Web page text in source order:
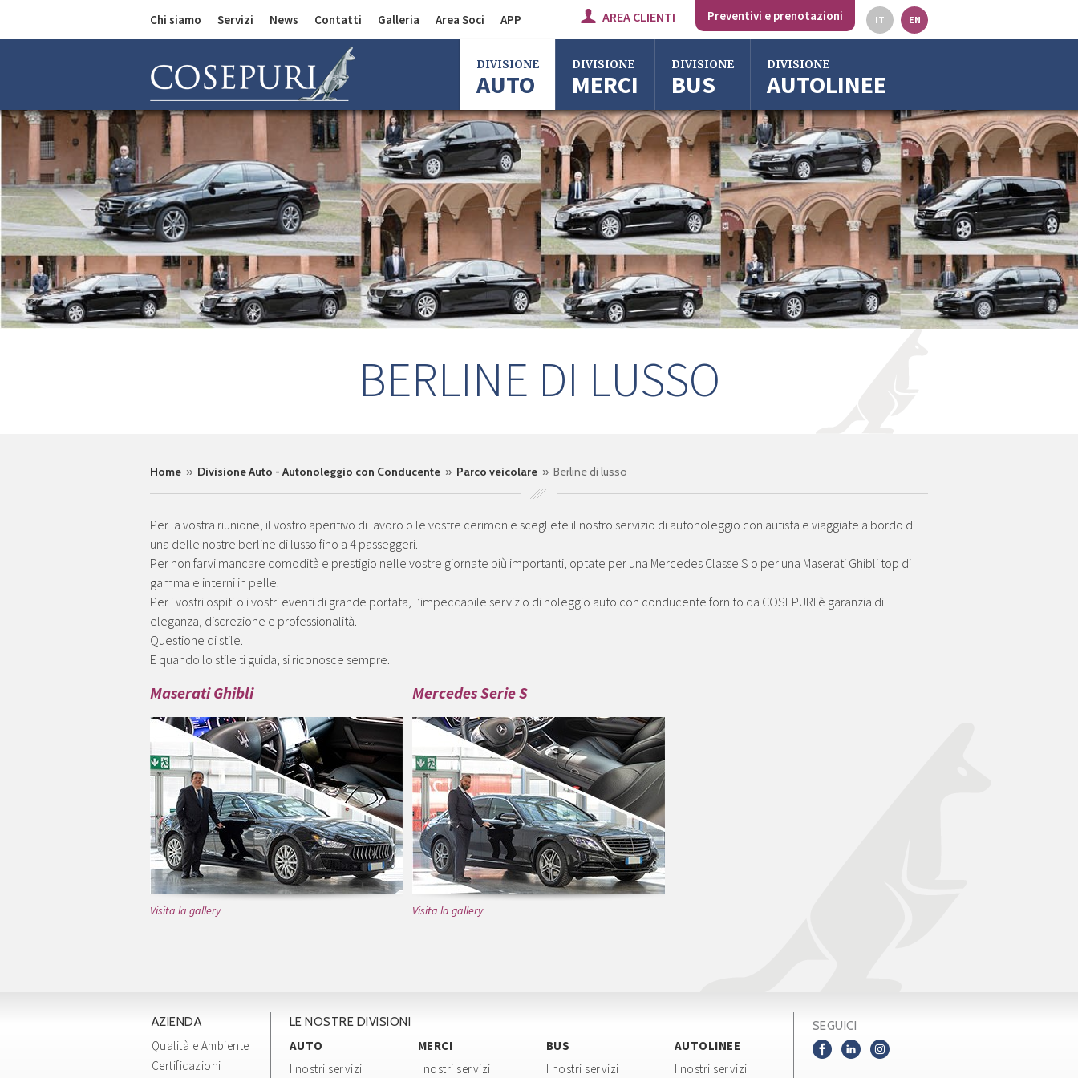
IT EN
Preventivi e prenotazioni
AREA CLIENTI
Chi siamo Servizi
Comunicazioni
News Contatti Galleria
Divisione Bus
Area Soci APP
DIVISIONE
AUTO
Bologna
Milano
Roma
Firenze
Imola
Ferrara
Reggio Emilia
Centergross
DIVISIONE
MERCI
Bologna
Imola
Centergross
Bologna
DIVISIONE
BUS
Bologna
Milano
Roma
Firenze
Imola
Ferrara
Reggio Emilia
Centergross
DIVISIONE
AUTOLINEE
BERLINE DI LUSSO
Home » Divisione Auto - Autonoleggio con Conducente » Parco veicolare » Berline di lusso
Per la vostra riunione, il vostro aperitivo di lavoro o le vostre cerimonie scegliete il nostro servizio di autonoleggio con autista e viaggiate a bordo di
una delle nostre berline di lusso fino a 4 passeggeri.
Per non farvi mancare comodità e prestigio nelle vostre giornate più importanti, optate per una Mercedes Classe S o per una Maserati Ghibli top di
gamma e interni in pelle.
Per i vostri ospiti o i vostri eventi di grande portata, l’impeccabile servizio di noleggio auto con conducente fornito da COSEPURI è garanzia di
eleganza, discrezione e professionalità.
Questione di stile.
E quando lo stile ti guida, si riconosce sempre.
Maserati Ghibli
Visita la gallery
Mercedes Serie S
Visita la gallery
AZIENDA
Qualità e Ambiente
Certificazioni
LE NOSTRE DIVISIONI
AUTO
I nostri servizi
MERCI
I nostri servizi
BUS
I nostri servizi
AUTOLINEE
I nostri servizi
SEGUICI